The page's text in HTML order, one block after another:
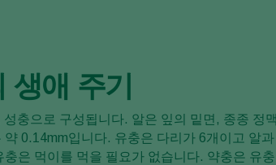
애 주기
충으로 구성됩니다. 알은 잎의 밑면, 종종 정맥
0.14mm입니다. 유충은 다리가 6개이고 알과
은 먹이를 먹을 필요가 없습니다. 약충은 유충